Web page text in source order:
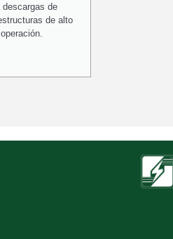
descargas de
de alto